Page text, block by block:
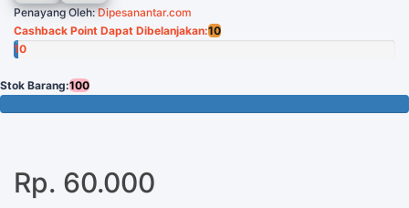
Penayang Oleh:Dipesanantar.com
Cashback Point Dapat Dibelanjakan:10
10
Stok Barang:100
Rp. 60.000